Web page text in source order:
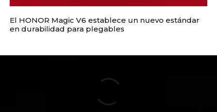
El HONOR Magic V6 establece un nuevo estándar
en durabilidad para plegables